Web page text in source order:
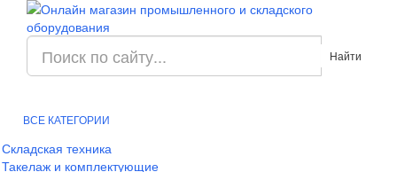
Найти
ВСЕ КАТЕГОРИИ
Складская техника
Такелаж и комплектующие